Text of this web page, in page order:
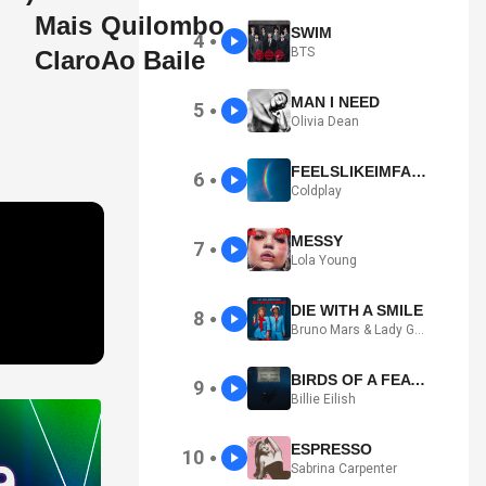
Mais
Claro
Quilombo
Ao Baile
4 ● SWIM
BTS
5 ● MAN I NEED
Olivia Dean
6 ● FEELSLIKEIMFALLINGINLOVE
Coldplay
7 ● MESSY
Lola Young
8 ● DIE WITH A SMILE
Bruno Mars & Lady Gaga
9 ● BIRDS OF A FEATHER
Billie Eilish
10 ● ESPRESSO
Sabrina Carpenter